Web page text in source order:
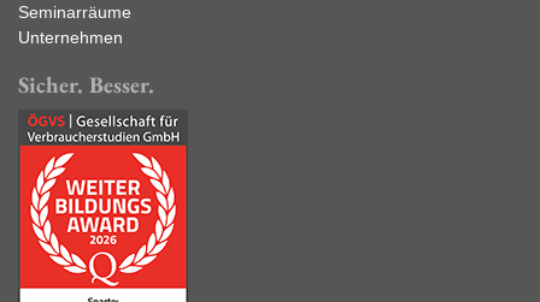
Seminarräume
Unternehmen
Sicher. Besser.